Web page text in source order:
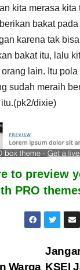
kita merasa kita
bakat
karena tak bisa
bakat itu, lalu
lain. Itu pola
sudah meraih
dixie)
to preview
PRO
KSEI
Warga